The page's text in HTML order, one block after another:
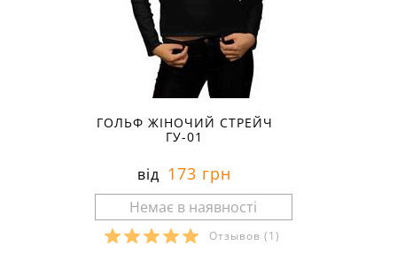
ГОЛЬФ ЖІНОЧИЙ СТРЕЙЧ
ГУ-01
від 173 грн
Отзывов (1)